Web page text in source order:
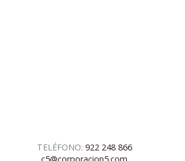
TELÉFONO: 922 248 866